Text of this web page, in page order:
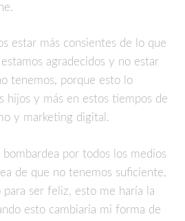
estar más consientes de lo que
agradecidos y no estar
tenemos, porque esto lo
hijos y más en estos tiempos de
y marketing digital.
bombardea por todos los medios
de que no tenemos suficiente,
para ser feliz, esto me haría la
esto cambiaria mi forma de